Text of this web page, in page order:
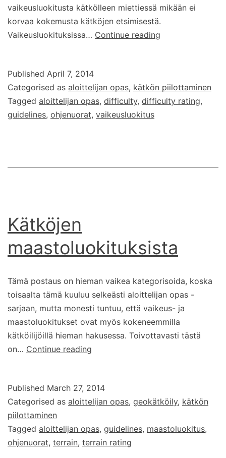
vaikeusluokitusta kätkölleen miettiessä mikään ei
korvaa kokemusta kätköjen etsimisestä.
Vaikeusluokituksissa… Continue reading
Published April 7, 2014
Categorised as aloittelijan opas, kätkön piilottaminen
Tagged aloittelijan opas, difficulty, difficulty rating,
guidelines, ohjenuorat, vaikeusluokitus
Kätköjen
maastoluokituksista
Tämä postaus on hieman vaikea kategorisoida, koska
toisaalta tämä kuuluu selkeästi aloittelijan opas -
sarjaan, mutta monesti tuntuu, että vaikeus- ja
maastoluokitukset ovat myös kokeneemmilla
kätköilijöillä hieman hakusessa. Toivottavasti tästä
on… Continue reading
Published March 27, 2014
Categorised as aloittelijan opas, geokätköily, kätkön
piilottaminen
Tagged aloittelijan opas, guidelines, maastoluokitus,
ohjenuorat, terrain, terrain rating